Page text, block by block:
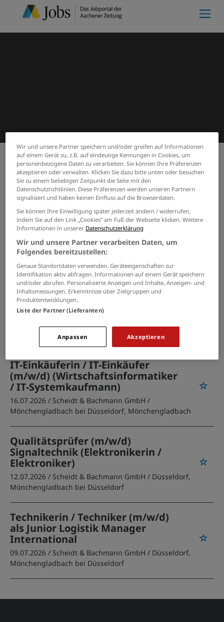
Start Suchergebnisse Meine Merkliste
Jobs von Scheidt & Bachmann
GmbH
PASSENDE JOBS PER E-MAIL
GRENZEN SIE IHRE SUCHE EIN
Industriemechanikerin (m/w/d)
als Abkanter
01.08.2026 /Scheidt & Bachmann GmbH / Düsseldorf,
Mönchengladbach bei Düsseldorf
IT-Einkäuferin / IT-Einkäufer
(m/w/d) (Wirtschaftsinformatiker
/ IT-Systemkaufmann)
16.07.2026 / Scheidt & Bachmann GmbH /
Mönchengladbach bei Düsseldorf, Mönchengladbach
Qualitätsprüfer (m/w/d)
Signaltechnik (Elektronikerin /
Elektroniker)
12.07.2026 / Scheidt & Bachmann GmbH / Düsseldorf,
Mönchengladbach bei Düsseldorf
Technikerin / Techniker (m/w/d)
als Junior Logistik Manager
International
09.07.2026 / Scheidt & Bachmann GmbH / Düsseldorf,
Mönchengladbach bei Düsseldorf
Wir und unsere Partner speichern und/oder greifen auf Informationen
auf einem Gerät zu, z.B. auf eindeutige Kennungen in Cookies, um
personenbezogene Daten zu verarbeiten. Sie können Ihre Präferenzen
akzeptieren oder verwalten. Klicken Sie dazu bitte unten oder besuchen
Sie zu einem beliebigen Zeitpunkt die Seite mit den
Datenschutzrichtlinien. Diese Präferenzen werden unseren Partnern
signalisiert und haben keinen Einfluss auf die Browserdaten.
Sie können Ihre Einwilligung später jederzeit ändern / widerrufen,
indem Sie auf den Link „Cookies” am Fuß der Webseite klicken. Weitere
Informationen in unserer Datenschutzerklärung
Wir und unsere Partner verarbeiten Daten, um
Folgendes bereitzustellen:
Genaue Standortdaten verwenden. Geräteeigenschaften zur
Identifikation aktiv abfragen. Informationen auf einem Gerät speichern
und/oder abrufen. Personalisierte Anzeigen und Inhalte, Anzeigen- und
Inhaltsmessungen, Erkenntnisse über Zielgruppen und
Produktentwicklungen.
Liste der Partner (Lieferanten)
Akzeptieren
Anpassen